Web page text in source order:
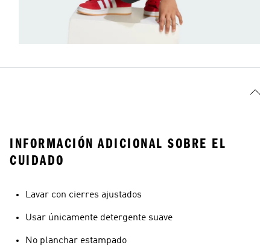
INFORMACIÓN ADICIONAL SOBRE EL
CUIDADO
Lavar con cierres ajustados
Usar únicamente detergente suave
No planchar estampado